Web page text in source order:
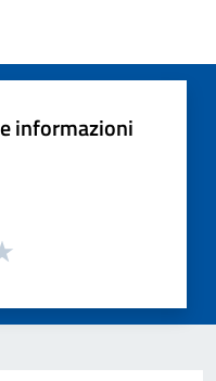
informazioni